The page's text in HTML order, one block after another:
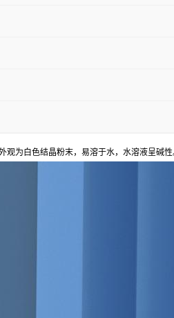
观为白色结晶粉末，易溶于水，水溶液呈